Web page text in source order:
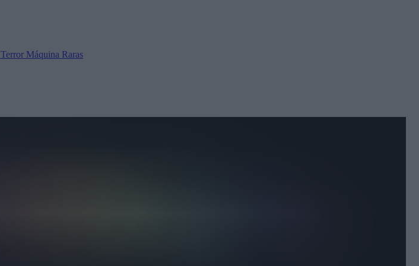
Terror Máquina Raras